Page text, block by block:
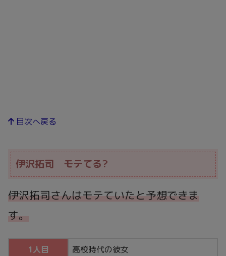
目次へ戻る
伊沢拓司 モテてる?
伊沢拓司さんはモテていたと予想できま
す。
1人目 高校時代の彼女